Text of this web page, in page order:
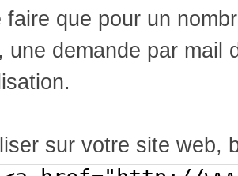
faire que pour un
une demande par mail
sur votre site web,